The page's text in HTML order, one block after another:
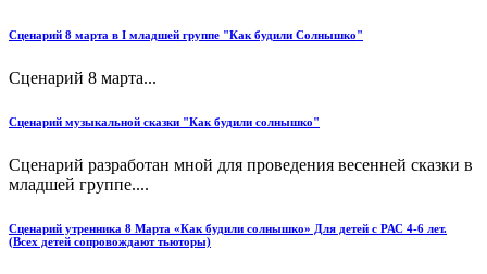
Сценарий 8 марта в I младшей группе "Как будили Солнышко"
Сценарий 8 марта...
Сценарий музыкальной сказки "Как будили солнышко"
Сценарий разработан мной для проведения весенней сказки в
младшей группе....
Сценарий утренника 8 Марта «Как будили солнышко» Для детей с РАС 4-6 лет.
(Всех детей сопровождают тьюторы)